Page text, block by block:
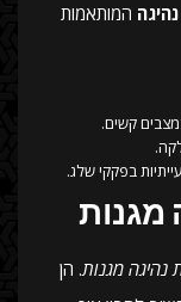
המותאמות
קשים.
בפקקי שלג.
מגנות
נהיגה מגנות. הן